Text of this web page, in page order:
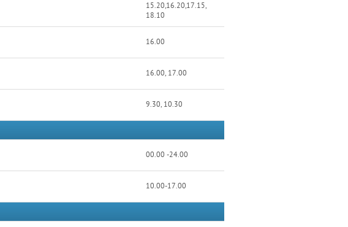
15.20,16.20,17.15,
18.10
16.00
16.00, 17.00
9.30, 10.30
00.00 -24.00
10.00-17.00